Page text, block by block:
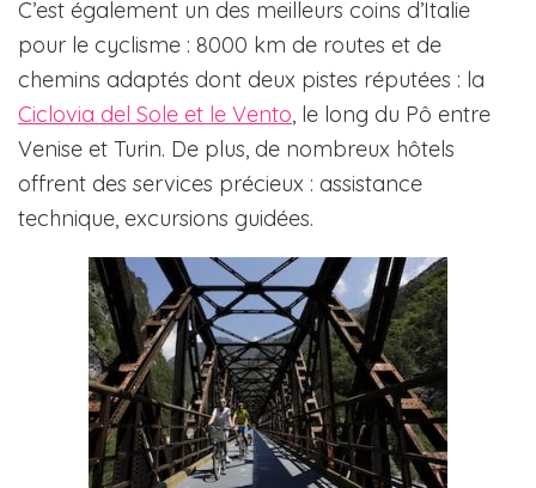
C’est également un des meilleurs coins d’Italie
pour le cyclisme : 8000 km de routes et de
chemins adaptés dont deux pistes réputées : la
Ciclovia del Sole et le Vento , le long du Pô entre
Venise et Turin. De plus, de nombreux hôtels
offrent des services précieux : assistance
technique, excursions guidées.